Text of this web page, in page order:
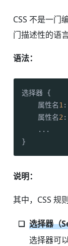
CSS 不是一门
门描述性的语言
语法：
选择器 {
    属性名
1 :
    属性名
2 :
    ...
}
说明：
其中，CSS 规
选择器（
选择器可